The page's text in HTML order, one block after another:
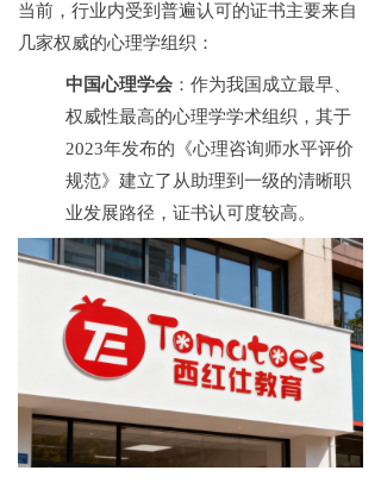
当前，行业内受到普遍认可的证书主要来自
几家权威的心理学组织：
中国心理学会 ：作为我国成立最早、
权威性最高的心理学学术组织，其于
2023年发布的《心理咨询师水平评价
规范》建立了从助理到一级的清晰职
业发展路径，证书认可度较高。